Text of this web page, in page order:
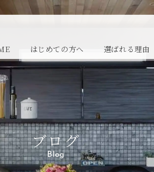
はじめての方へ 選ばれる理由
ブログ
Blog